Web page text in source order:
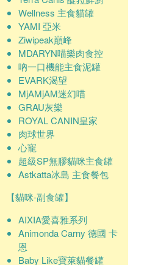
Wellness 主食貓罐
YAMI 亞米
Ziwipeak巔峰
MDARYN喵樂肉食控
吶一口機能主食泥罐
EVARK渴望
MjAMjAM迷幻喵
GRAU灰樂
ROYAL CANIN皇家
肉球世界
心寵
超級SP無膠貓咪主食罐
Astkatta冰島 主食餐包
【貓咪-副食罐】
AIXIA愛喜雅系列
Animonda Carny 德國 卡
恩
Baby Like寶萊貓餐罐